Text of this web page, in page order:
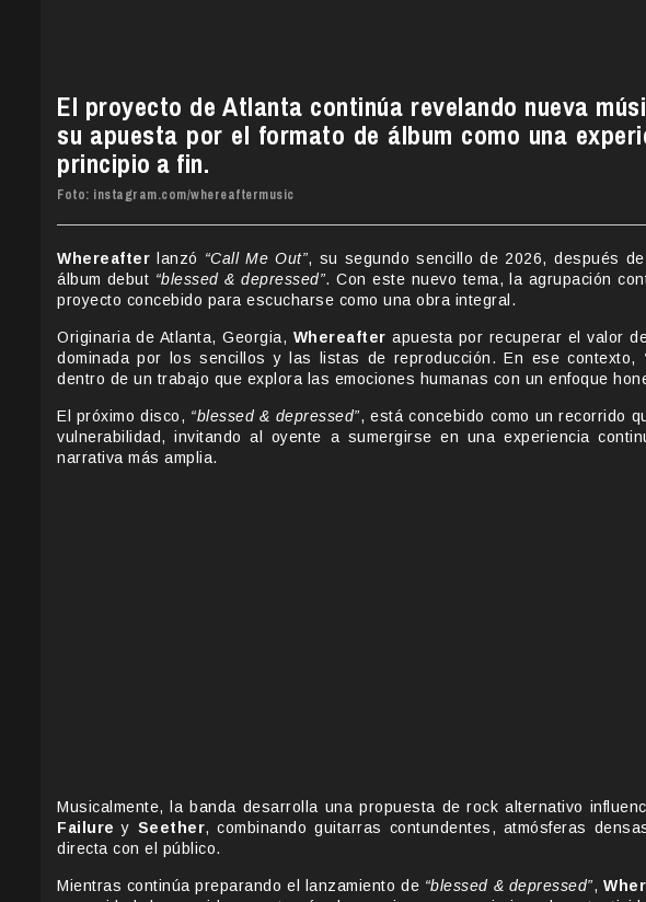
El proyecto de Atlanta continúa revelando nueva
su apuesta por el formato de álbum como una
principio a fin.
Foto: instagram.com/whereaftermusic
Whereafter lanzó “Call Me Out”, su segundo sencillo de 2026, después de
álbum debut “blessed & depressed”. Con este nuevo tema, la agrupación
proyecto concebido para escucharse como una obra integral.
Originaria de Atlanta, Georgia, Whereafter apuesta por recuperar el valor
dominada por los sencillos y las listas de reproducción. En ese contexto,
dentro de un trabajo que explora las emociones humanas con un enfoque
El próximo disco, “blessed & depressed”, está concebido como un recorrido
vulnerabilidad, invitando al oyente a sumergirse en una experiencia
narrativa más amplia.
Musicalmente, la banda desarrolla una propuesta de rock alternativo
Failure y Seether, combinando guitarras contundentes, atmósferas
directa con el público.
Mientras continúa preparando el lanzamiento de “blessed & depressed”,